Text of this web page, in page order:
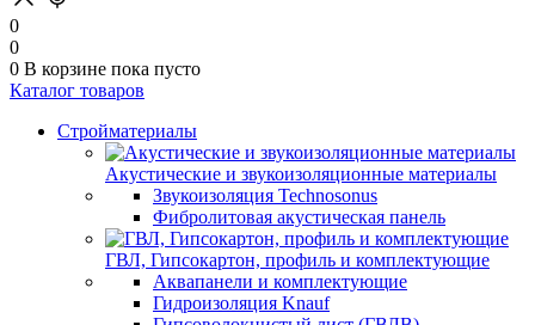
0
0
0 В корзине пока пусто
Каталог товаров
Стройматериалы
Акустические и звукоизоляционные материалы
Звукоизоляция Technosonus
Фибролитовая акустическая панель
ГВЛ, Гипсокартон, профиль и комплектующие
Аквапанели и комплектующие
Гидроизоляция Knauf